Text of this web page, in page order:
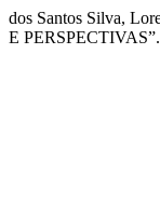
dos Santos Silva,
E PERSPECTIVAS”.